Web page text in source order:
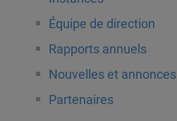
Équipe de direction
Rapports annuels
Nouvelles et annonces
Partenaires